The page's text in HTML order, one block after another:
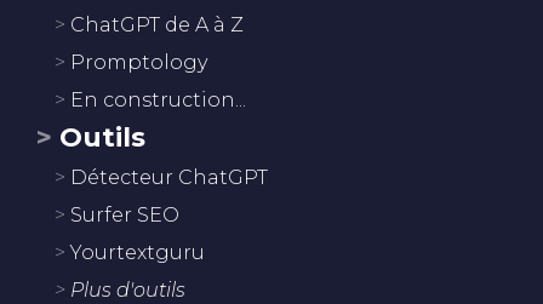
ChatGPT de A à Z
Promptology
En construction...
Outils
Détecteur ChatGPT
Surfer SEO
Yourtextguru
Plus d'outils